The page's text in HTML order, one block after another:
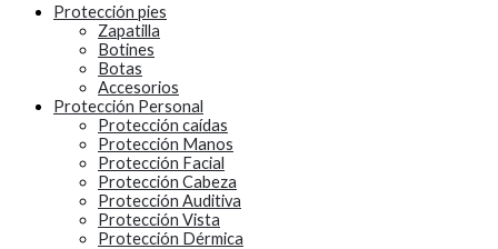
Protección pies
Zapatilla
Botines
Botas
Accesorios
Protección Personal
Protección caídas
Protección Manos
Protección Facial
Protección Cabeza
Protección Auditiva
Protección Vista
Protección Dérmica